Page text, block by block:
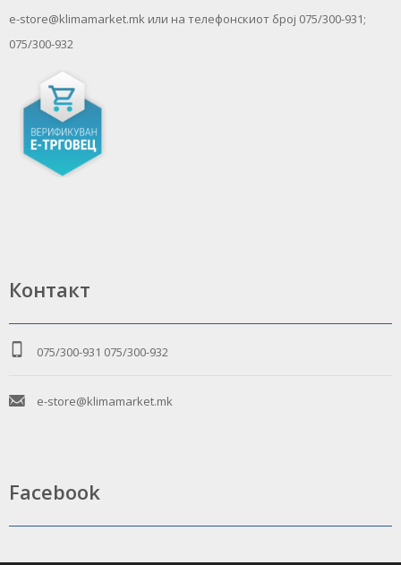
e-store@klimamarket.mk или на телефонскиот број 075/300-931;
075/300-932
Контакт
075/300-931 075/300-932
e-store@klimamarket.mk
Facebook